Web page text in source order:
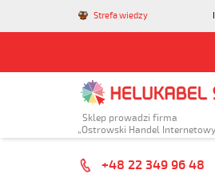
Strefa wiedzy
Sklep prowadzi firma
„Ostrowski Handel
+48 22 349 96 48